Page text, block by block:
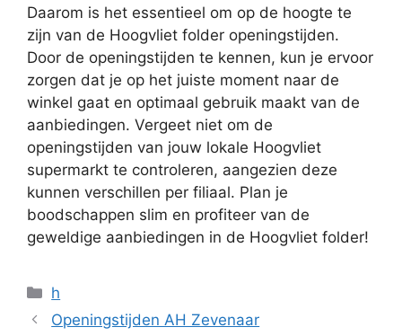
Daarom is het essentieel om op de hoogte te
zijn van de Hoogvliet folder openingstijden.
Door de openingstijden te kennen, kun je ervoor
zorgen dat je op het juiste moment naar de
winkel gaat en optimaal gebruik maakt van de
aanbiedingen. Vergeet niet om de
openingstijden van jouw lokale Hoogvliet
supermarkt te controleren, aangezien deze
kunnen verschillen per filiaal. Plan je
boodschappen slim en profiteer van de
geweldige aanbiedingen in de Hoogvliet folder!
Categorieën
h
Openingstijden AH Zevenaar